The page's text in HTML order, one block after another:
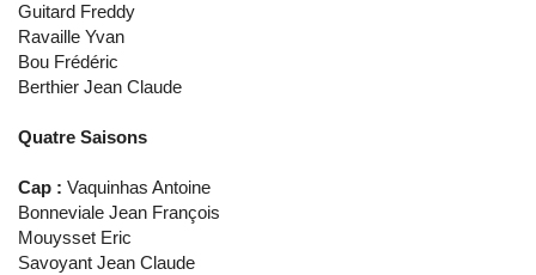
Guitard Freddy
Ravaille Yvan
Bou Frédéric
Berthier Jean Claude
Quatre Saisons
Cap : Vaquinhas Antoine
Bonneviale Jean François
Mouysset Eric
Savoyant Jean Claude